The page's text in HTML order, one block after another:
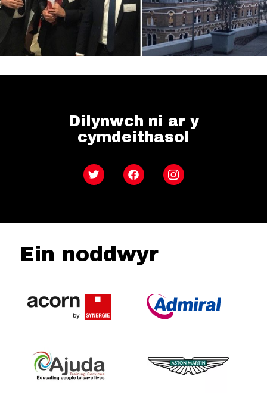
Dilynwch ni ar y
cymdeithasol
Twitter FacebookInstagram
Ein noddwyr